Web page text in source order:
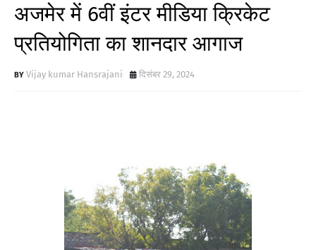
अजमेर में 6वीं इंटर मीडिया क्रिकेट
प्रतियोगिता का शानदार आगाज
Vijay kumar Hansrajani दिसंबर 29, 2024